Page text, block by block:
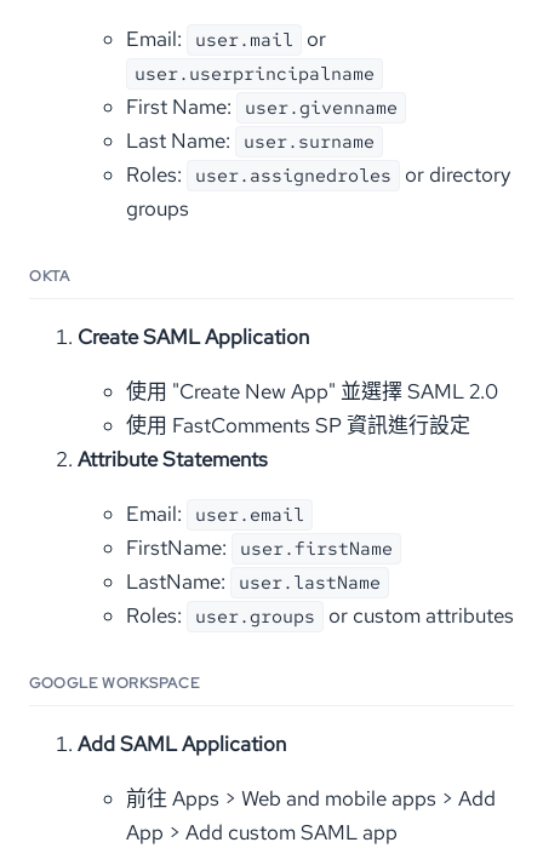
Email: user.mail or
user.userprincipalname
First Name: user.givenname
Last Name: user.surname
Roles: user.assignedroles
or directory
groups
OKTA
Create SAML Application
使用 "Create New App" 並選擇 SAML 2.0
使用 FastComments SP 資訊進行設定
Attribute Statements
Email: user.email
FirstName: user.firstName
LastName: user.lastName
Roles: user.groups or custom attributes
GOOGLE WORKSPACE
Add SAML Application
前往 Apps > Web and mobile apps > Add
App > Add custom SAML app